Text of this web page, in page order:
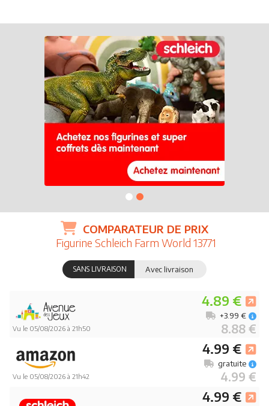
COMPARATEUR DE PRIX
Figurine Schleich Farm World 13771
SANS LIVRAISON Avec livraison
Vu le 05/08/2026 à 21h50
4.89 €
8.88 €
+3.99 €
Vu le 05/08/2026 à 21h42
4.99 €
4.99 €
gratuite
4.99 €